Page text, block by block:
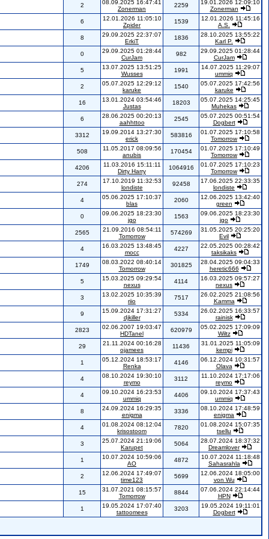
2
08.09.2025 16:47:41
Zonerman
2259
19.01.2026 12:09:10
Zonerman
6
12.01.2026 11:05:10
Zpider
1539
12.01.2026 11:45:16
A.S.
8
29.09.2025 22:37:07
ErkiT
1836
28.10.2025 13:55:22
Karl P.
0
29.09.2025 01:28:44
CurJam
982
29.09.2025 01:28:44
CurJam
5
13.07.2025 13:51:25
Wusses
1991
14.07.2025 11:29:07
ummiq
2
05.07.2025 12:29:12
karuke
1540
05.07.2025 17:42:56
karuke
16
13.01.2024 03:54:46
Justas
18203
05.07.2025 14:25:45
Muhekas
6
28.06.2025 00:20:13
aahhttoo
2545
05.07.2025 00:51:54
Dogbert
3312
19.09.2014 13:27:30
erick
583816
01.07.2025 17:10:58
Tomorrow
508
11.05.2017 08:09:56
anubis
170454
01.07.2025 17:10:49
Tomorrow
4206
11.03.2016 15:11:11
Dirty Harry
1064916
01.07.2025 17:10:23
Tomorrow
274
17.10.2019 11:32:53
londiste
92458
17.06.2025 22:33:35
londiste
4
05.06.2025 17:10:37
blas
2060
12.06.2025 13:42:40
green
0
09.06.2025 18:23:30
jgo
1563
09.06.2025 18:23:30
jgo
2565
21.09.2016 08:54:11
Tomorrow
574269
31.05.2025 20:25:20
Evil
4
16.03.2025 13:48:45
mocc
4227
22.05.2025 00:28:42
taksikaks
1749
08.03.2022 08:40:14
Tomorrow
301825
28.04.2025 09:04:33
heretic666
5
15.03.2025 09:29:54
nexus
4114
16.03.2025 09:57:27
nexus
3
13.02.2025 10:35:39
riio
7517
26.02.2025 21:08:56
Kamma
9
15.09.2024 17:31:27
djkiller
5334
26.02.2025 16:33:57
rainisk
2823
02.06.2007 19:03:47
HDTanel
620979
05.02.2025 17:09:09
Wiltz
29
21.11.2024 00:16:28
ojamees
11436
31.01.2025 11:05:09
kempi
1
05.12.2024 18:53:17
Renka
4146
06.12.2024 10:31:57
Olava
4
08.10.2024 19:30:10
reymo
3112
11.10.2024 17:17:06
reymo
4
09.10.2024 16:23:53
ummiq
4406
09.10.2024 17:37:43
ummiq
8
24.09.2024 16:29:35
enigma
3336
08.10.2024 17:48:59
enigma
4
01.08.2024 08:12:04
krisostoom
7820
01.08.2024 15:07:35
tsellu
3
25.07.2024 21:19:06
Karupet
5064
28.07.2024 18:37:32
Dreamlover
1
10.07.2024 10:59:06
AO
4872
10.07.2024 11:18:48
Sahasrahla
2
12.06.2024 17:49:07
time123
5699
12.06.2024 18:05:00
von Wu
15
31.07.2021 08:15:57
Tomorrow
8844
07.06.2024 22:14:44
HPN
1
19.05.2024 17:07:40
tattoomees
3203
19.05.2024 19:11:01
Dogbert